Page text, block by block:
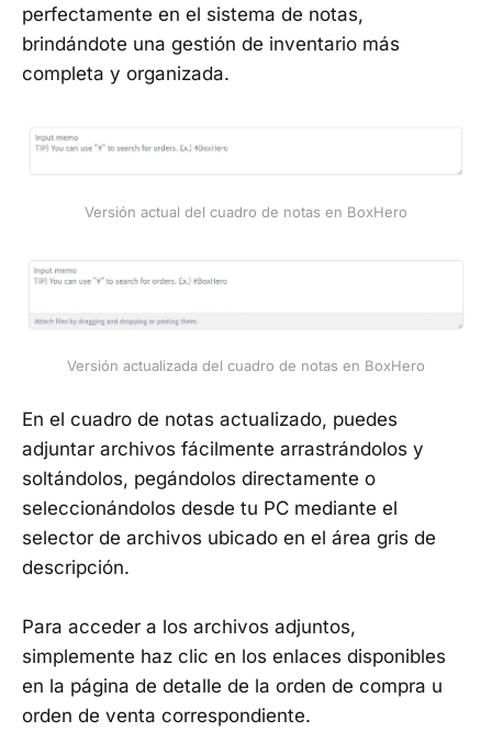
perfectamente en el sistema de notas,
brindándote una gestión de inventario más
completa y organizada.
Versión actual del cuadro de notas en BoxHero
Versión actualizada del cuadro de notas en BoxHero
En el cuadro de notas actualizado, puedes
adjuntar archivos fácilmente arrastrándolos y
soltándolos, pegándolos directamente o
seleccionándolos desde tu PC mediante el
selector de archivos ubicado en el área gris de
descripción.
Para acceder a los archivos adjuntos,
simplemente haz clic en los enlaces disponibles
en la página de detalle de la orden de compra u
orden de venta correspondiente.